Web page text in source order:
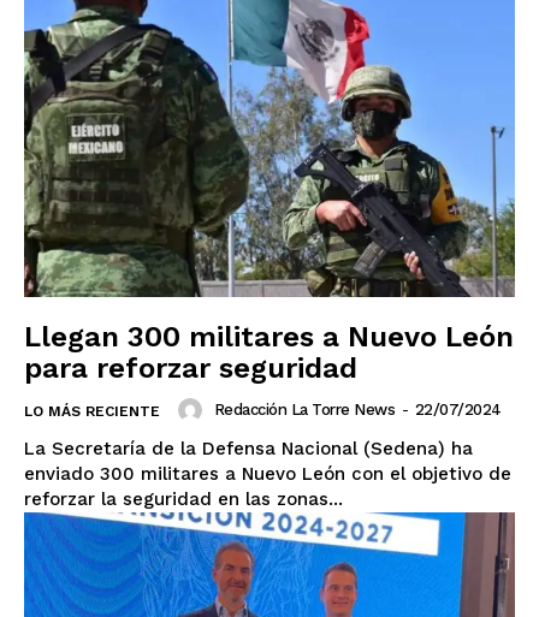
Llegan 300 militares a Nuevo León
para reforzar seguridad
LO MÁS RECIENTE Redacción La Torre News - 22/07/2024
La Secretaría de la Defensa Nacional (Sedena) ha
enviado 300 militares a Nuevo León con el objetivo de
reforzar la seguridad en las zonas...